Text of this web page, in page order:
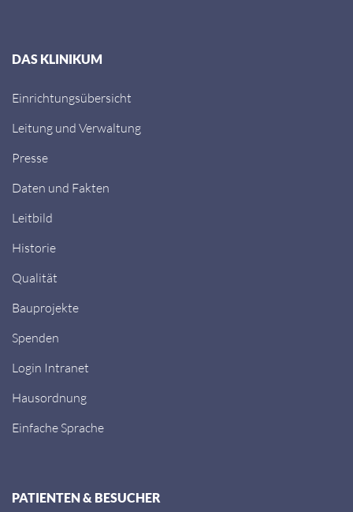
DAS KLINIKUM
Einrichtungsübersicht
Leitung und Verwaltung
Presse
Daten und Fakten
Leitbild
Historie
Qualität
Bauprojekte
Spenden
Login Intranet
Hausordnung
Einfache Sprache
PATIENTEN & BESUCHER